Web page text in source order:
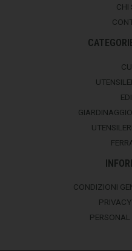
CHI
CONDIZIONI